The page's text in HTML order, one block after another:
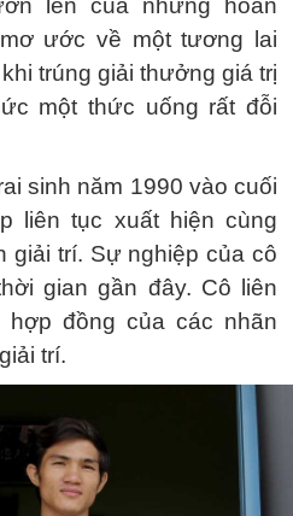
lên của những hoàn
ước về một tương lai
trúng giải thưởng giá trị
một thức uống rất đỗi
sinh năm 1990 vào cuối
liên tục xuất hiện cùng
giải trí. Sự nghiệp của cô
gian gần đây. Cô liên
đồng của các nhãn
trí.